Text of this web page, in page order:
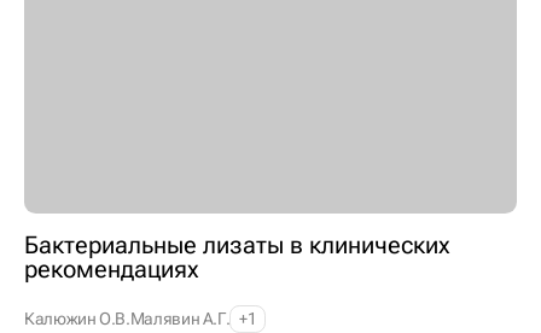
Бактериальные лизаты в клинических
рекомендациях
Калюжин О.В.Малявин А.Г. +1